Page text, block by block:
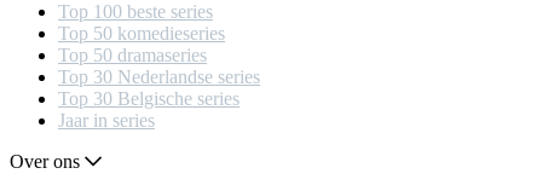
Top 100 beste series
Top 50 komedieseries
Top 50 dramaseries
Top 30 Nederlandse series
Top 30 Belgische series
Jaar in series
Over ons